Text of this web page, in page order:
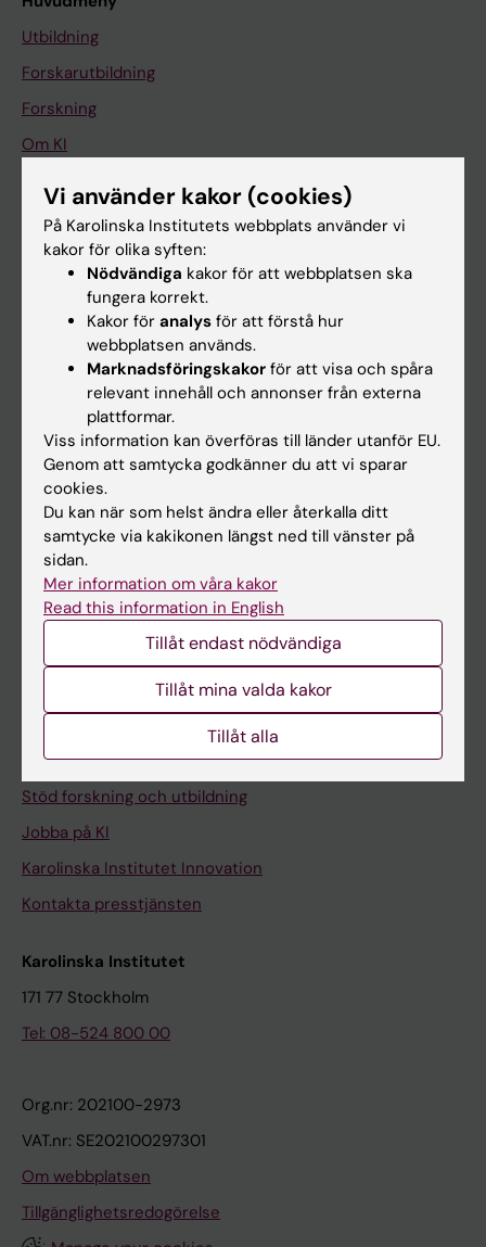
Utbildning
Forskarutbildning
Forskning
Om KI
På gång
Nyheter
Kalender
Schema
Studentmejlen
Kurs- och programwebbar
Student på KI
Medarbetarportalen
Universitetsbiblioteket
Stöd forskning och utbildning
Jobba på KI
Karolinska Institutet Innovation
Kontakta presstjänsten
Karolinska Institutet
171 77 Stockholm
Tel: 08-524 800 00
Org.nr: 202100-2973
VAT.nr: SE202100297301
Om webbplatsen
Tillgänglighetsredogörelse
Vi använder kakor (cookies)
På Karolinska Institutets webbplats använder vi
kakor för olika syften:
Nödvändiga kakor för att webbplatsen ska
fungera korrekt.
Kakor för analys för att förstå hur
webbplatsen används.
Marknadsföringskakor för att visa och spåra
relevant innehåll och annonser från externa
plattformar.
Viss information kan överföras till länder utanför EU.
Genom att samtycka godkänner du att vi sparar
cookies.
Du kan när som helst ändra eller återkalla ditt
samtycke via kakikonen längst ned till vänster på
sidan.
Mer information om våra kakor
Read this information in English
Tillåt endast nödvändiga
Tillåt mina valda kakor
Tillåt alla